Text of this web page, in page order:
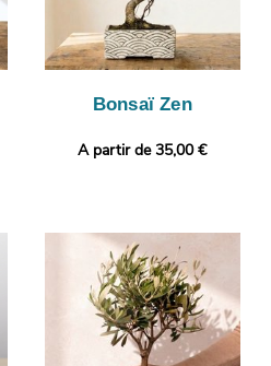
Bonsaï Zen
A partir de 35,00 €